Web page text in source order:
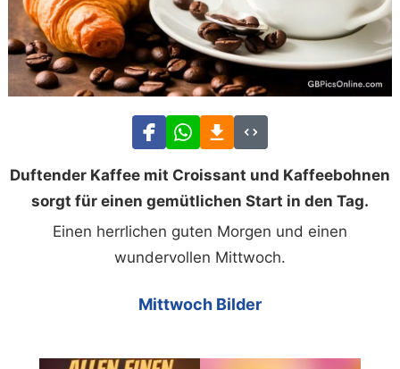
Duftender Kaffee mit Croissant und Kaffeebohnen
sorgt für einen gemütlichen Start in den Tag.
Einen herrlichen guten Morgen und einen
wundervollen Mittwoch.
Mittwoch Bilder